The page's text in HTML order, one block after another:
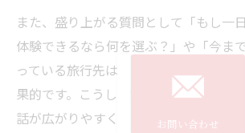
また、盛り上がる質問として「もし一
体験できるなら何を選ぶ？」や「今ま
っている旅行先は？」など、想像力を
果的です。こうした質問は、相手が考え
話が広がりやすく、沈黙を防ぐことがで
お問い合わせ